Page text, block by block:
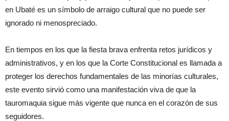
en Ubaté es un símbolo de arraigo cultural que no puede ser
ignorado ni menospreciado.
En tiempos en los que la fiesta brava enfrenta retos jurídicos y
administrativos, y en los que la Corte Constitucional es llamada a
proteger los derechos fundamentales de las minorías culturales,
este evento sirvió como una manifestación viva de que la
tauromaquia sigue más vigente que nunca en el corazón de sus
seguidores.